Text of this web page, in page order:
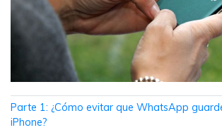
Parte 1: ¿Cómo evitar que WhatsApp
iPhone?